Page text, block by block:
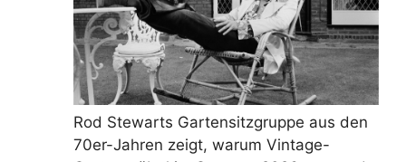
Rod Stewarts Gartensitzgruppe aus den
70er-Jahren zeigt, warum Vintage-